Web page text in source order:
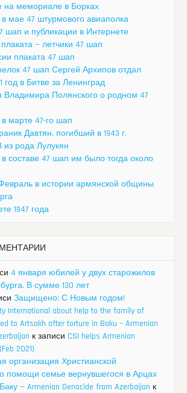
на мемориале в Борках
мае 47 штурмового авиаполка
шап и публикации в Интернете
— летчики 47 шап
плаката 47 шап
47 шап Сергей Архипов отдал
год в Битве за Ленинград
Владимира Полянского о родном 47
марте 47-го шап
Давтян, погибший в 1943 г.
рода Лулукян
составе 47 шап им было тогда около
в истории армянской общины
1947 года
4 января юбилей у двух старожилов
В сумме 130 лет
Защищено: С Новым годом!
International about help to the family of
to Artsakh after torture in Baku – Armenian
к записи CSI helps Armenian
2021)
организация Христианской
помощи семье вернувшегося в Арцах
— Armenian Genocide from Azerbaijan к